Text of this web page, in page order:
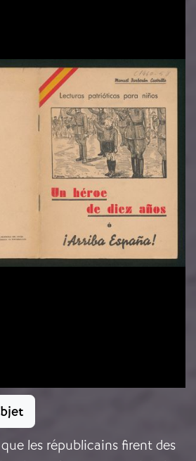
les républicains firent des